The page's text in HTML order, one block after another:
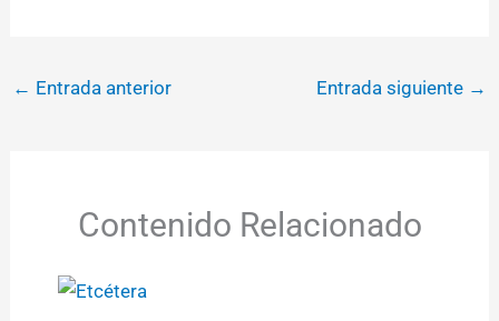
← Entrada anterior Entrada siguiente →
Contenido Relacionado